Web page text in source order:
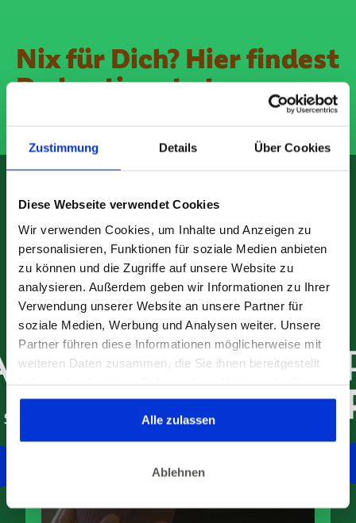
Zustimmung Details Über Cookies
Diese Webseite verwendet Cookies
Wir verwenden Cookies, um Inhalte und Anzeigen zu
personalisieren, Funktionen für soziale Medien anbieten
zu können und die Zugriffe auf unsere Website zu
analysieren. Außerdem geben wir Informationen zu Ihrer
Verwendung unserer Website an unsere Partner für
soziale Medien, Werbung und Analysen weiter. Unsere
Partner führen diese Informationen möglicherweise mit
weiteren Daten zusammen, die Sie ihnen bereitgestellt
gesammelt haben. Dies gilt auch für Gesundheitsdaten,
die gegebenenfalls für die Kursdurchführung erhoben
werden.
Alle zulassen
Ablehnen
Nix für Dich? Hier findest
Du bestimmt etwas